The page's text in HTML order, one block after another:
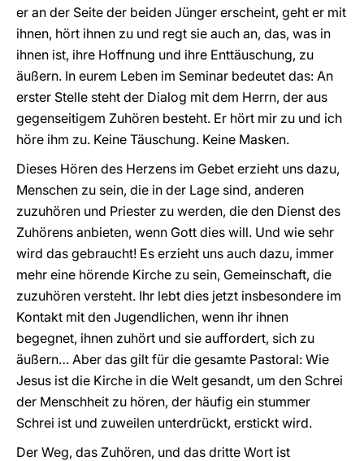
er an der Seite der beiden Jünger erscheint, geht er mit
ihnen, hört ihnen zu und regt sie auch an, das, was in
ihnen ist, ihre Hoffnung und ihre Enttäuschung, zu
äußern. In eurem Leben im Seminar bedeutet das: An
erster Stelle steht der Dialog mit dem Herrn, der aus
gegenseitigem Zuhören besteht. Er hört mir zu und ich
höre ihm zu. Keine Täuschung. Keine Masken.
Dieses Hören des Herzens im Gebet erzieht uns dazu,
Menschen zu sein, die in der Lage sind, anderen
zuzuhören und Priester zu werden, die den Dienst des
Zuhörens anbieten, wenn Gott dies will. Und wie sehr
wird das gebraucht! Es erzieht uns auch dazu, immer
mehr eine hörende Kirche zu sein, Gemeinschaft, die
zuzuhören versteht. Ihr lebt dies jetzt insbesondere im
Kontakt mit den Jugendlichen, wenn ihr ihnen
begegnet, ihnen zuhört und sie auffordert, sich zu
äußern… Aber das gilt für die gesamte Pastoral: Wie
Jesus ist die Kirche in die Welt gesandt, um den Schrei
der Menschheit zu hören, der häufig ein stummer
Schrei ist und zuweilen unterdrückt, erstickt wird.
Der Weg, das Zuhören, und das dritte Wort ist